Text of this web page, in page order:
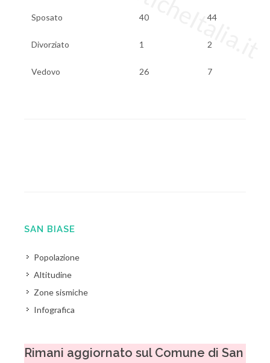
Sposato 40 44
Divorziato 1 2
Vedovo 26 7
SAN BIASE
Popolazione
Altitudine
Zone sismiche
Infografica
Rimani aggiornato sul Comune di San